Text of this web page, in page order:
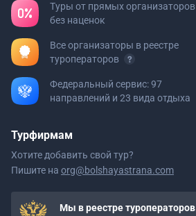
Туры от прямых организаторов
без наценок
Все организаторы в реестре
туроператоров
Федеральный сервис: 97
направлений и 23 вида отдыха
Турфирмам
Хотите добавить свой тур?
Пишите на org@bolshayastrana.com
Мы в реестре туроператоров